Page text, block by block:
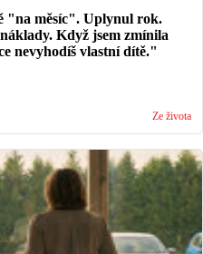
"na měsíc". Uplynul rok.
Když jsem zmínila
nevyhodíš vlastní dítě."
Ze života